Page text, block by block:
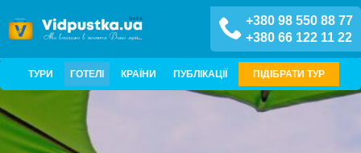
+380 98 550 88 77
+380 66 122 11 22
ТУРИ ГОТЕЛІ КРАЇНИ ПУБЛІКАЦІЇ ПІДІБРАТИ ТУР